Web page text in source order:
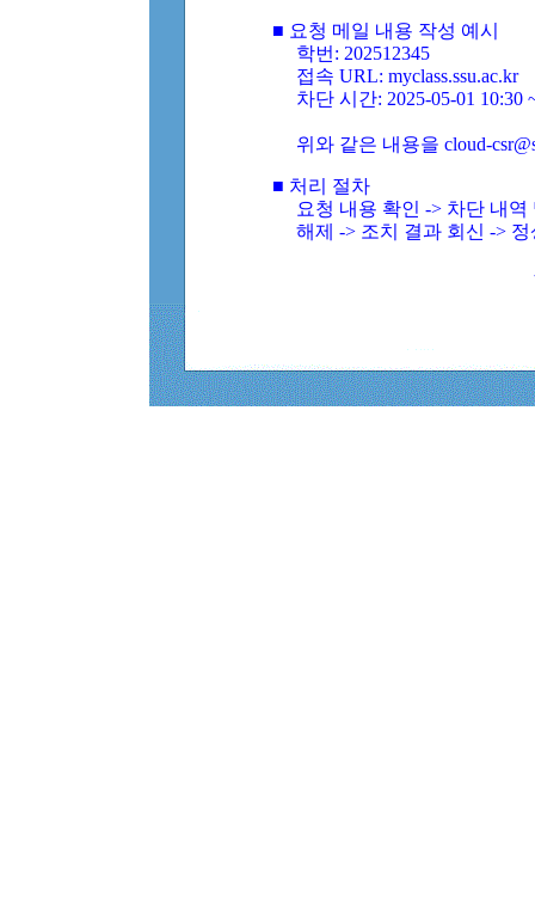
■ 요청 메일 내용 작성 예시
학번: 202512345
접속 URL: myclass.ssu.ac.kr
차단 시간: 2025-05-01 10:30
위와 같은 내용을 cloud-
■ 처리 절차
요청 내용 확인 -> 차단 내
해제 -> 조치 결과 회신 ->